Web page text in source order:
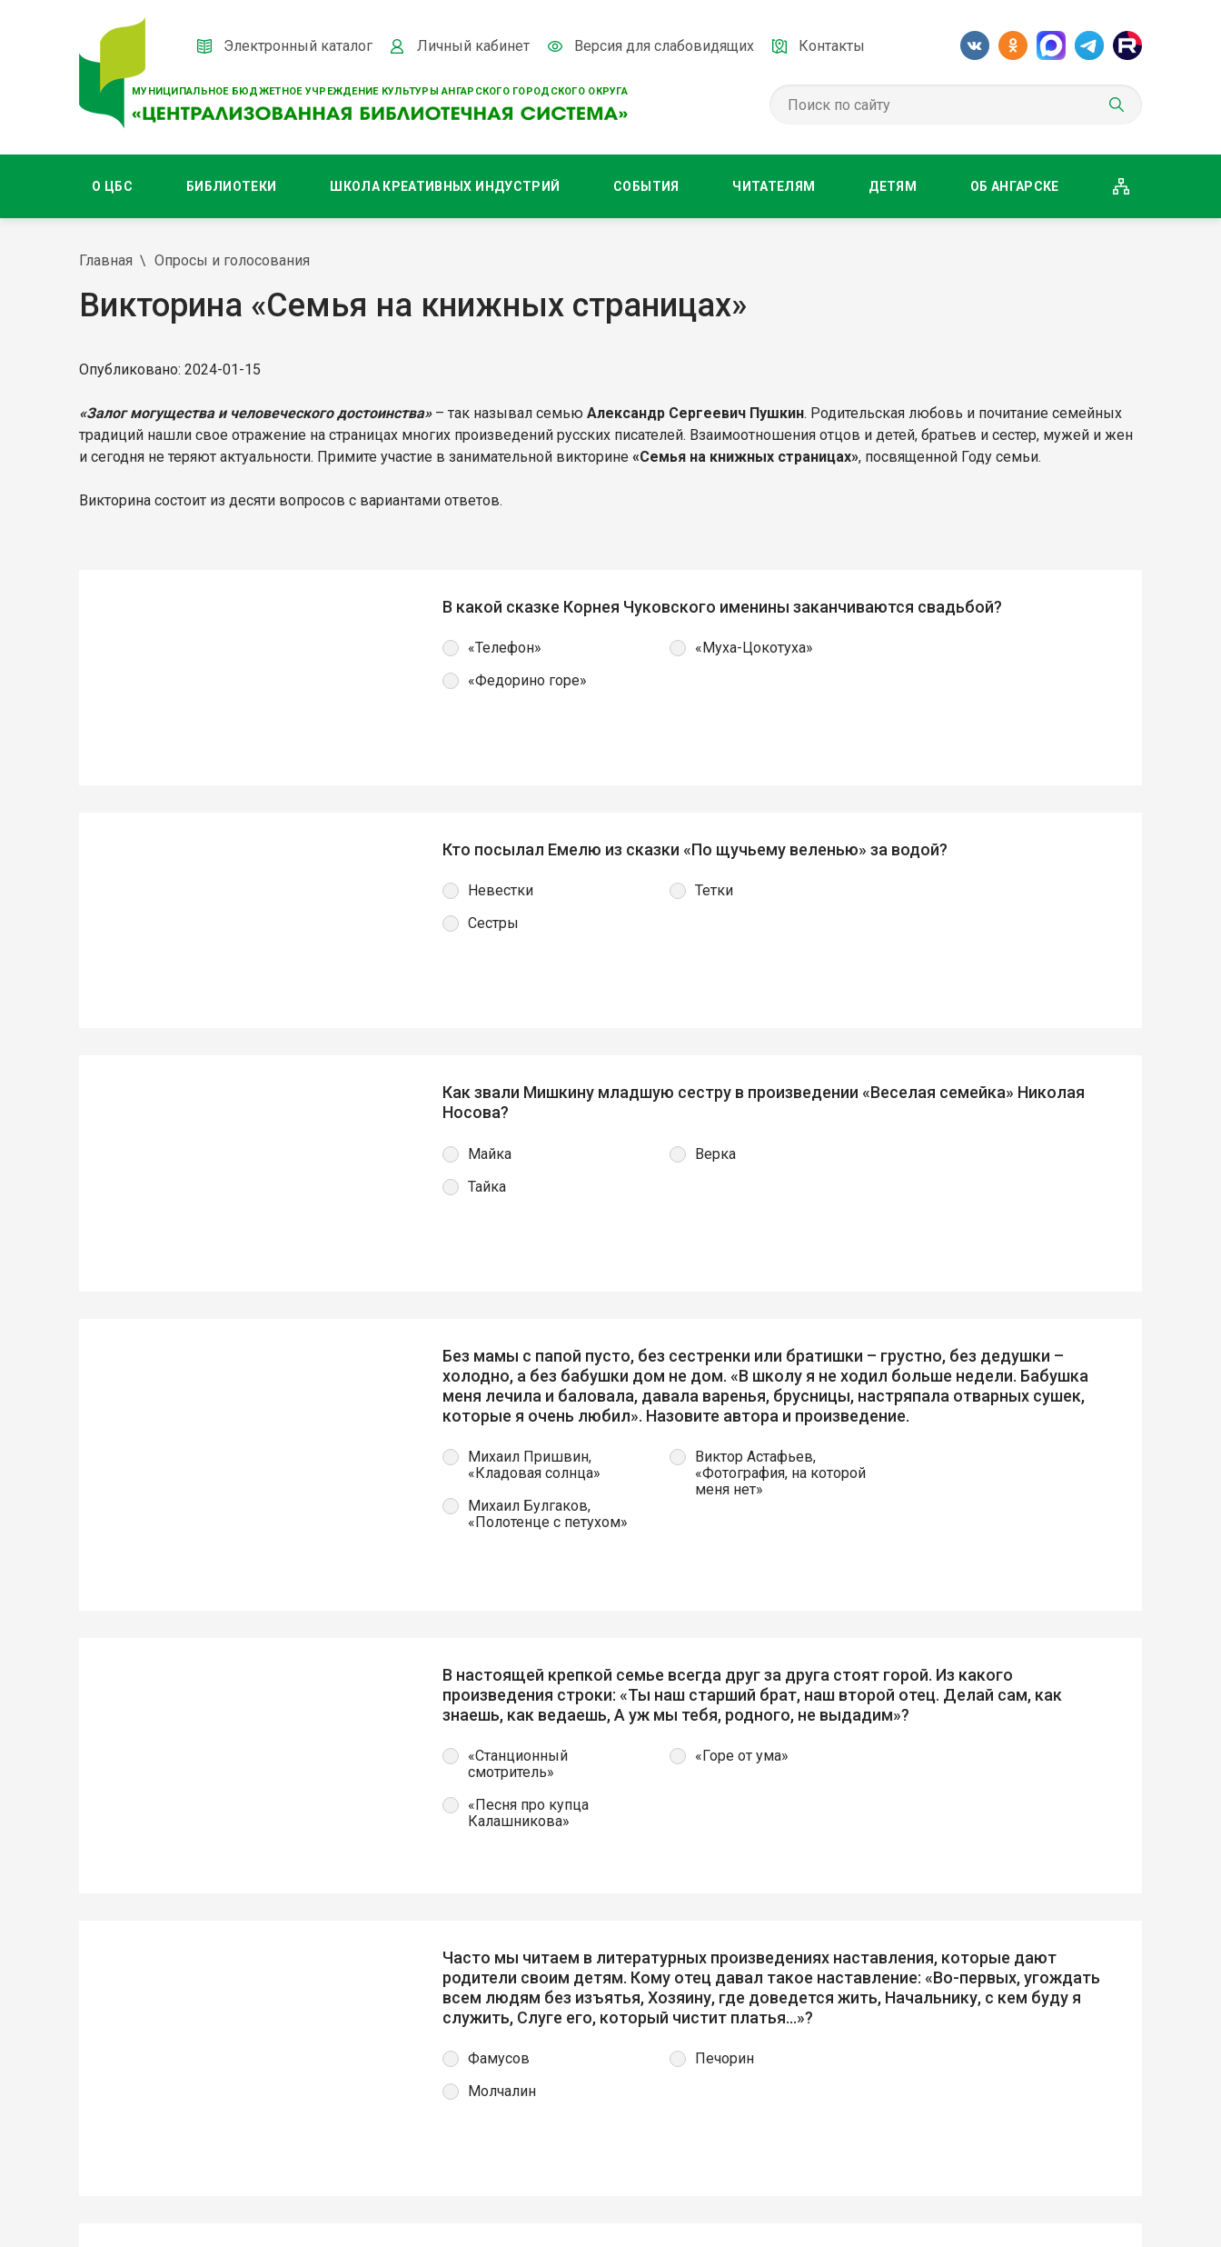
МУНИЦИПАЛЬНОЕ БЮДЖЕТНОЕ УЧРЕЖДЕНИЕ КУЛЬТУРЫ АНГАРСКОГО ГОРОДСКОГО ОКРУГА
Электронный каталог Личный кабинет Версия для слабовидящих Контакты
О ЦБС БИБЛИОТЕКИ ШКОЛА КРЕАТИВНЫХ ИНДУСТРИЙ СОБЫТИЯ ЧИТАТЕЛЯМ ДЕТЯМ ОБ АНГАРСКЕ
Главная Опросы и голосования
Викторина «Семья на книжных страницах»
Опубликовано: 2024-01-15
«Залог могущества и человеческого достоинства»– так называл семью Александр Сергеевич Пушкин. Родительская любовь и почитание семейных
традиций нашли свое отражение на страницах многих произведений русских писателей. Взаимоотношения отцов и детей, братьев и сестер, мужей и жен
и сегодня не теряют актуальности. Примите участие в занимательной викторине «Семья на книжных страницах», посвященной Году семьи.
Викторина состоит из десяти вопросов с вариантами ответов.
В какой сказке Корнея Чуковского именины заканчиваются свадьбой?
«Телефон»
«Федорино горе»
«Муха-Цокотуха»
Кто посылал Емелю из сказки «По щучьему веленью» за водой?
Невестки
Сестры
Тетки
Как звали Мишкину младшую сестру в произведении «Веселая семейка» Николая
Носова?
Майка
Тайка
Верка
Без мамы с папой пусто, без сестренки или братишки – грустно, без дедушки –
холодно, а без бабушки дом не дом. «В школу я не ходил больше недели. Бабушка
меня лечила и баловала, давала варенья, брусницы, настряпала отварных сушек,
которые я очень любил». Назовите автора и произведение.
Михаил Пришвин,
«Кладовая солнца»
Михаил Булгаков,
«Полотенце с петухом»
Виктор Астафьев,
«Фотография, на которой
меня нет»
В настоящей крепкой семье всегда друг за друга стоят горой. Из какого
произведения строки: «Ты наш старший брат, наш второй отец. Делай сам, как
знаешь, как ведаешь, А уж мы тебя, родного, не выдадим»?
«Станционный
смотритель»
«Песня про купца
Калашникова»
«Горе от ума»
Часто мы читаем в литературных произведениях наставления, которые дают
родители своим детям. Кому отец давал такое наставление: «Во-первых, угождать
всем людям без изъятья, Хозяину, где доведется жить, Начальнику, с кем буду я
служить, Слуге его, который чистит платья…»?
Фамусов
Молчалин
Печорин